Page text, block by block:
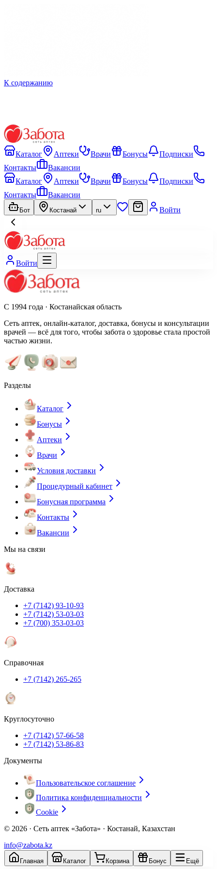
К содержанию
Каталог Аптеки Врачи Бонусы
Подписки
Контакты
Вакансии
Каталог
Аптеки Врачи Бонусы
Подписки
Контакты
Вакансии
Бот Костанай ru Войти
Войти
С 1994 года · Костанайская область
Сеть аптек, онлайн-каталог, доставка, бонусы и консультации
врачей — всё для того, чтобы забота о здоровье стала простой
частью жизни.
Разделы
Каталог
Бонусы
Аптеки
Врачи
Условия доставки
Процедурный кабинет
Бонусная программа
Контакты
Вакансии
Мы на связи
Доставка
+7 (7142) 93-10-93
+7 (7142) 53-03-03
+7 (700) 353-03-03
Справочная
+7 (7142) 265-265
Круглосуточно
+7 (7142) 57-66-58
+7 (7142) 53-86-83
Документы
Пользовательское соглашение
Политика конфиденциальности
Cookie
© 2026 · Сеть аптек «Забота» · Костанай, Казахстан
info@zabota.kz
Главная Каталог Корзина Бонус Ещё